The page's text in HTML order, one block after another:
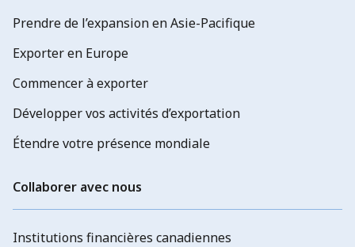
Prendre de l’expansion en Asie-Pacifique
Exporter en Europe
Commencer à exporter
Développer vos activités d’exportation
Étendre votre présence mondiale
Collaborer avec nous
Institutions financières canadiennes